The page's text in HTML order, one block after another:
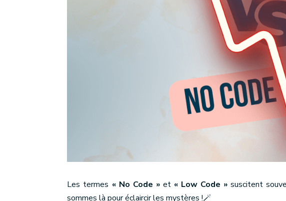
Les termes « No Code »et « Low Code » suscitent
sommes là pour éclaircir les mystères !🪄